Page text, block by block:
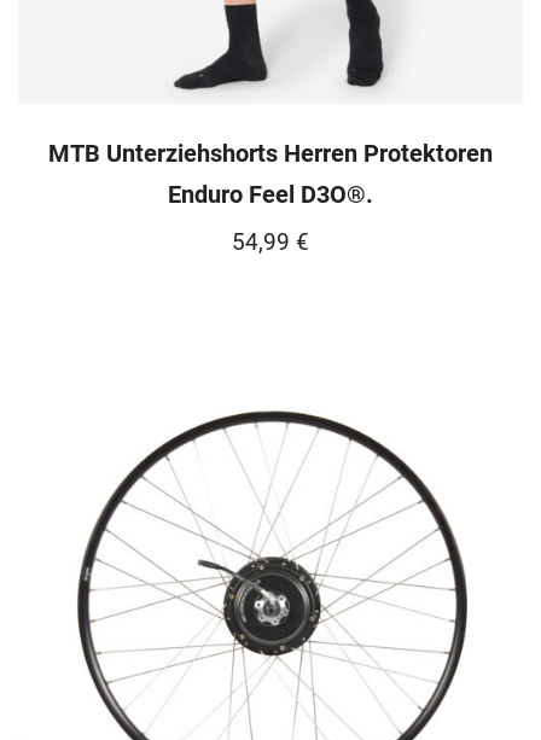
MTB Unterziehshorts Herren Protektoren
Enduro Feel D3O®.
54,99 €